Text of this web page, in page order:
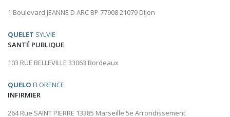
1 Boulevard JEANNE D ARC BP 77908 21079 Dijon
QUELET SYLVIE
SANTÉ PUBLIQUE
103 RUE BELLEVILLE 33063 Bordeaux
QUELO FLORENCE
INFIRMIER
264 Rue SAINT PIERRE 13385 Marseille 5e Arrondissement